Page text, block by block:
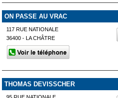
ON PASSE AU VRAC
117 RUE NATIONALE
36400 - LA CHÂTRE
THOMAS DEVISSCHER